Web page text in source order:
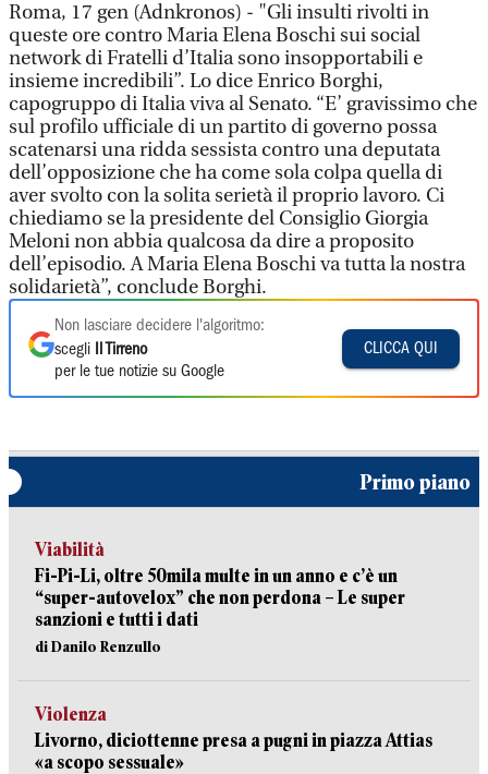
Roma, 17 gen (Adnkronos) - "Gli insulti rivolti in
queste ore contro Maria Elena Boschi sui social
network di Fratelli d’Italia sono insopportabili e
insieme incredibili”. Lo dice Enrico Borghi,
capogruppo di Italia viva al Senato. “E’ gravissimo che
sul profilo ufficiale di un partito di governo possa
scatenarsi una ridda sessista contro una deputata
dell’opposizione che ha come sola colpa quella di
aver svolto con la solita serietà il proprio lavoro. Ci
chiediamo se la presidente del Consiglio Giorgia
Meloni non abbia qualcosa da dire a proposito
dell’episodio. A Maria Elena Boschi va tutta la nostra
solidarietà”, conclude Borghi.
Non lasciare decidere l'algoritmo:
scegli
Il Tirreno
per le tue notizie su Google
CLICCA QUI
Primo piano
Viabilità
Fi-Pi-Li, oltre 50mila multe in un anno e c’è un
“super-autovelox” che non perdona – Le super
sanzioni e tutti i dati
di Danilo Renzullo
Violenza
Livorno, diciottenne presa a pugni in piazza Attias
«a scopo sessuale»